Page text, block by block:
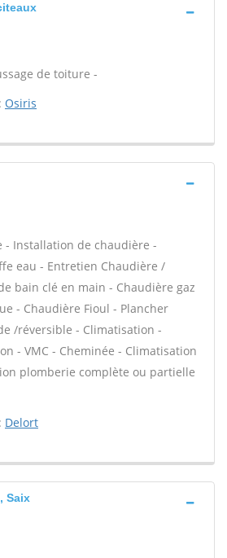
de toiture -
Osiris
- Installation de chaudière -
eau - Entretien Chaudière /
bain clé en main - Chaudière gaz
- Chaudière Fioul - Plancher
/réversible - Climatisation -
- VMC - Cheminée - Climatisation
plomberie complète ou partielle
Delort
Saix